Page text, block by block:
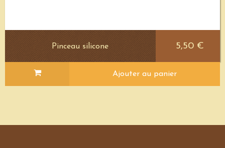
Pinceau silicone 5,50 €
Ajouter au panier